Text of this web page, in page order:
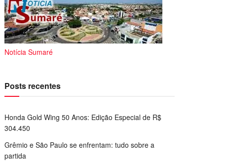
Notícia Sumaré
Posts recentes
Honda Gold Wing 50 Anos: Edição Especial de R$
304.450
Grêmio e São Paulo se enfrentam: tudo sobre a
partida